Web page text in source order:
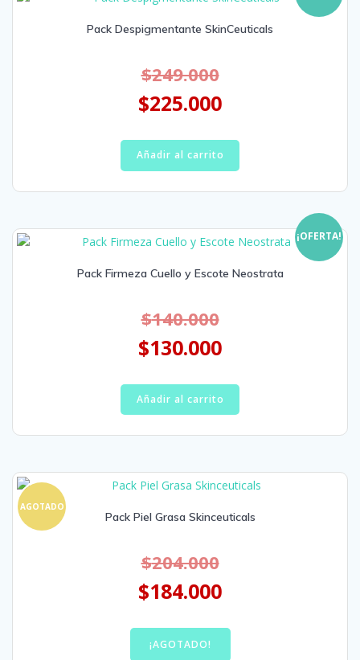
Pack Despigmentante SkinCeuticals
$249.000
$225.000
Añadir al carrito
¡OFERTA!
Pack Firmeza Cuello y Escote Neostrata
$140.000
$130.000
Añadir al carrito
AGOTADO
Pack Piel Grasa Skinceuticals
$204.000
$184.000
¡AGOTADO!